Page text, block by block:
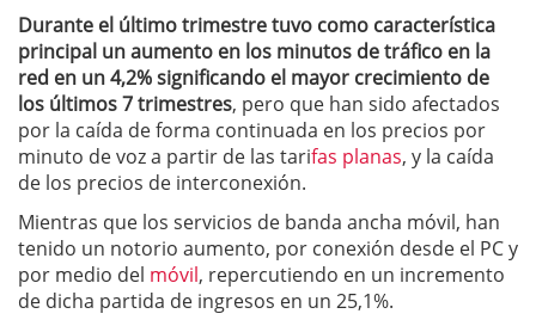
Durante el último trimestre tuvo como característica
principal un aumento en los minutos de tráfico en la
red en un 4,2% significando el mayor crecimiento de
los últimos 7 trimestres, pero que han sido afectados
por la caída de forma continuada en los precios por
minuto de voz a partir de las tarifas planas, y la caída
de los precios de interconexión.
Mientras que los servicios de banda ancha móvil, han
tenido un notorio aumento, por conexión desde el PC y
por medio del móvil, repercutiendo en un incremento
de dicha partida de ingresos en un 25,1%.